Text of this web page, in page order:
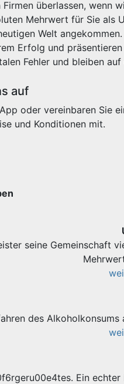
überlassen, wenn
Mehrwert für Sie als
Welt
Erfolg und
Fehler und bleiben auf
auf
oder vereinbaren Sie
und Konditionen mit.
seine Gemeinschaft
des
Ein